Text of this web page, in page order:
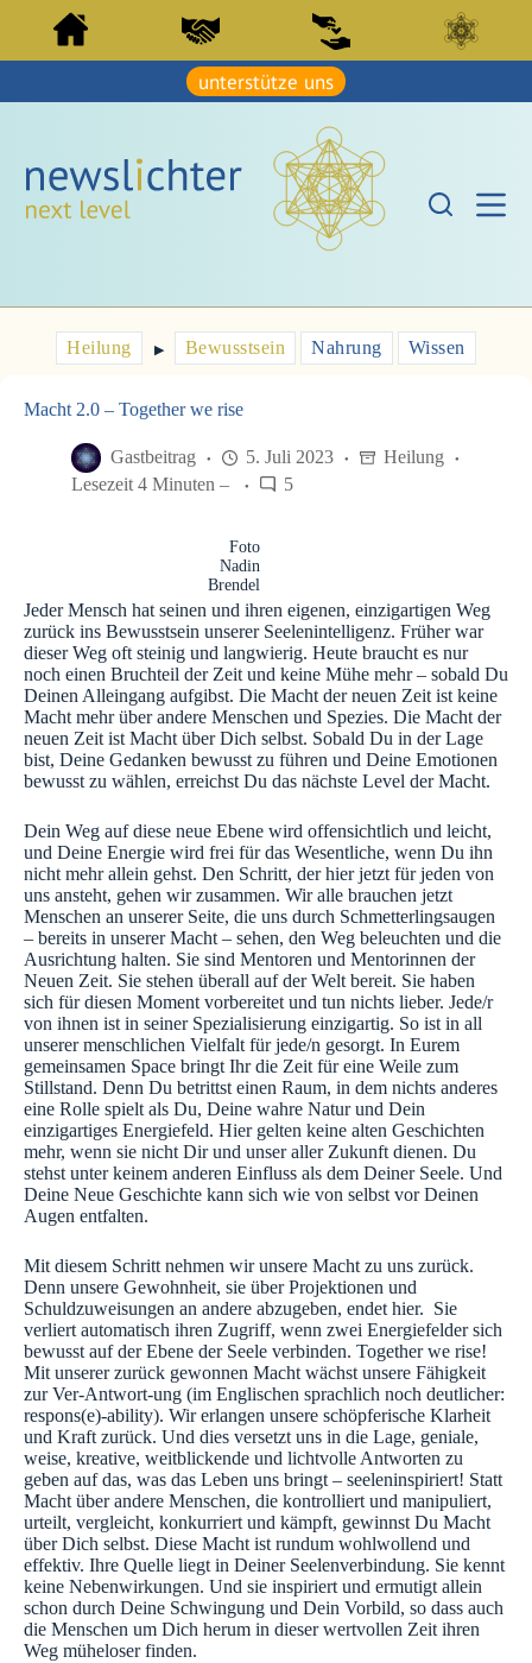
m
n
l
t
s
g
unterstütze uns
Heilung ▶︎ Bewusstsein Nahrung Wissen
Macht 2.0 – Together we rise
Gastbeitrag 5. Juli 2023
Heilung
Lesezeit 4 Minuten –
5
Foto
Nadin
Brendel
Jeder Mensch hat seinen und ihren eigenen, einzigartigen Weg
zurück ins Bewusstsein unserer Seelenintelligenz. Früher war
dieser Weg oft steinig und langwierig. Heute braucht es nur
noch einen Bruchteil der Zeit und keine Mühe mehr – sobald Du
Deinen Alleingang aufgibst. Die Macht der neuen Zeit ist keine
Macht mehr über andere Menschen und Spezies. Die Macht der
neuen Zeit ist Macht über Dich selbst. Sobald Du in der Lage
bist, Deine Gedanken bewusst zu führen und Deine Emotionen
bewusst zu wählen, erreichst Du das nächste Level der Macht.
Dein Weg auf diese neue Ebene wird offensichtlich und leicht,
und Deine Energie wird frei für das Wesentliche, wenn Du ihn
nicht mehr allein gehst. Den Schritt, der hier jetzt für jeden von
uns ansteht, gehen wir zusammen. Wir alle brauchen jetzt
Menschen an unserer Seite, die uns durch Schmetterlingsaugen
– bereits in unserer Macht – sehen, den Weg beleuchten und die
Ausrichtung halten. Sie sind Mentoren und Mentorinnen der
Neuen Zeit. Sie stehen überall auf der Welt bereit. Sie haben
sich für diesen Moment vorbereitet und tun nichts lieber. Jede/r
von ihnen ist in seiner Spezialisierung einzigartig. So ist in all
unserer menschlichen Vielfalt für jede/n gesorgt. In Eurem
gemeinsamen Space bringt Ihr die Zeit für eine Weile zum
Stillstand. Denn Du betrittst einen Raum, in dem nichts anderes
eine Rolle spielt als Du, Deine wahre Natur und Dein
einzigartiges Energiefeld. Hier gelten keine alten Geschichten
mehr, wenn sie nicht Dir und unser aller Zukunft dienen. Du
stehst unter keinem anderen Einfluss als dem Deiner Seele. Und
Deine Neue Geschichte kann sich wie von selbst vor Deinen
Augen entfalten.
Mit diesem Schritt nehmen wir unsere Macht zu uns zurück.
Denn unsere Gewohnheit, sie über Projektionen und
Schuldzuweisungen an andere abzugeben, endet hier. Sie
verliert automatisch ihren Zugriff, wenn zwei Energiefelder sich
bewusst auf der Ebene der Seele verbinden. Together we rise!
Mit unserer zurück gewonnen Macht wächst unsere Fähigkeit
zur Ver-Antwort-ung (im Englischen sprachlich noch deutlicher:
respons(e)-ability). Wir erlangen unsere schöpferische Klarheit
und Kraft zurück. Und dies versetzt uns in die Lage, geniale,
weise, kreative, weitblickende und lichtvolle Antworten zu
geben auf das, was das Leben uns bringt – seeleninspiriert! Statt
Macht über andere Menschen, die kontrolliert und manipuliert,
urteilt, vergleicht, konkurriert und kämpft, gewinnst Du Macht
über Dich selbst. Diese Macht ist rundum wohlwollend und
effektiv. Ihre Quelle liegt in Deiner Seelenverbindung. Sie kennt
keine Nebenwirkungen. Und sie inspiriert und ermutigt allein
schon durch Deine Schwingung und Dein Vorbild, so dass auch
die Menschen um Dich herum in dieser wertvollen Zeit ihren
Weg müheloser finden.